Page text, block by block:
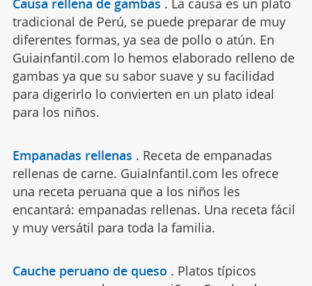
Causa rellena de gambas . La causa es un plato
tradicional de Perú, se puede preparar de muy
diferentes formas, ya sea de pollo o atún. En
Guiainfantil.com lo hemos elaborado relleno de
gambas ya que su sabor suave y su facilidad
para digerirlo lo convierten en un plato ideal
para los niños.
Empanadas rellenas . Receta de empanadas
rellenas de carne. GuiaInfantil.com les ofrece
una receta peruana que a los niños les
encantará: empanadas rellenas. Una receta fácil
y muy versátil para toda la familia.
Cauche peruano de queso . Platos típicos